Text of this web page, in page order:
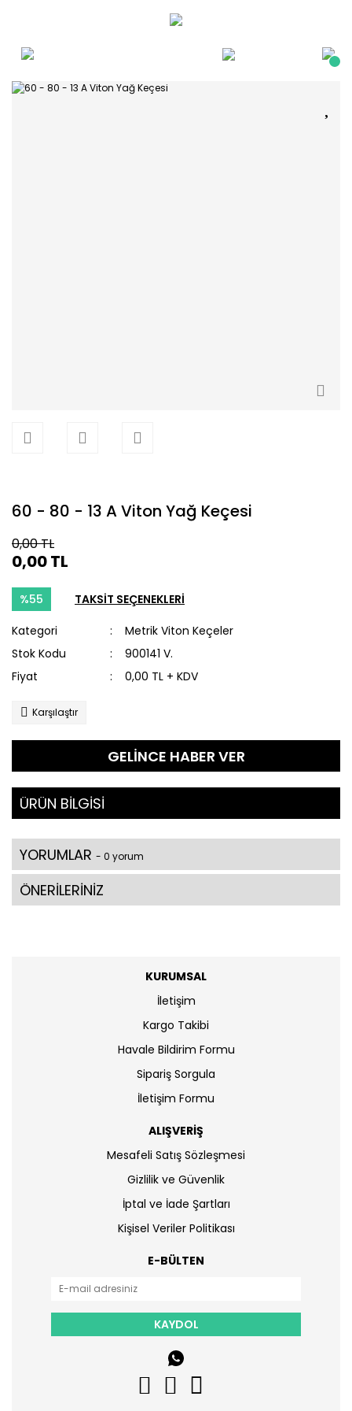
60 - 80 - 13 A Viton Yağ Keçesi
0,00 TL
0,00 TL
%55 TAKSİT SEÇENEKLERİ
Kategori
Metrik Viton Keçeler
Stok Kodu
900141 V.
Fiyat
0,00 TL + KDV
Karşılaştır
GELİNCE HABER VER
ÜRÜN BİLGİSİ
YORUMLAR - 0 yorum
ÖNERİLERİNİZ
KURUMSAL
İletişim
Kargo Takibi
Havale Bildirim Formu
Sipariş Sorgula
İletişim Formu
ALIŞVERİŞ
Mesafeli Satış Sözleşmesi
Gizlilik ve Güvenlik
İptal ve İade Şartları
Kişisel Veriler Politikası
E-BÜLTEN
KAYDOL